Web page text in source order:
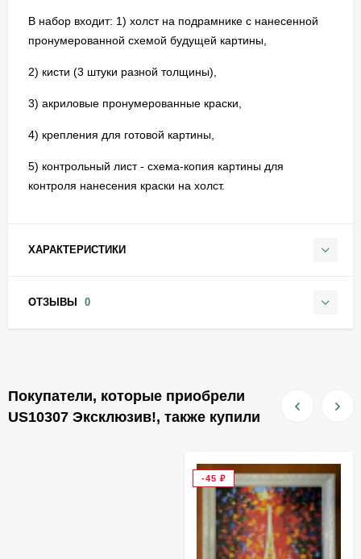
В набор входит: 1) холст на подрамнике с нанесенной
пронумерованной схемой будущей картины,
2) кисти (3 штуки разной толщины),
3) акриловые пронумерованные краски,
4) крепления для готовой картины,
5) контрольный лист - схема-копия картины для
контроля нанесения краски на холст.
ХАРАКТЕРИСТИКИ
ОТЗЫВЫ 0
Покупатели, которые приобрели
US10307 Эксклюзив!, также купили
-45 ₽